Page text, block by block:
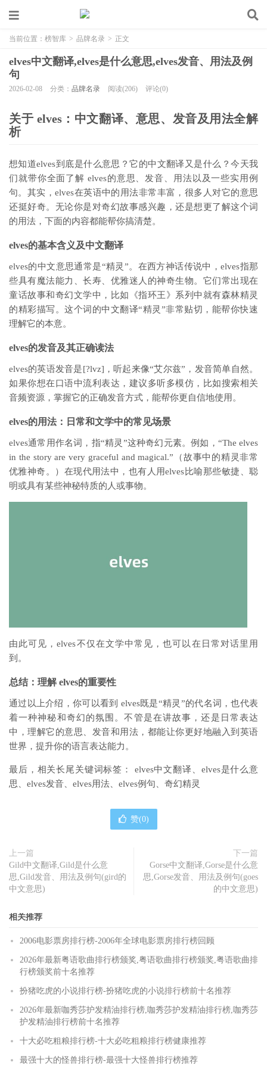
当前位置： 榜智库 > 品牌名录 > 正文
elves中文翻译,elves是什么意思,elves发音、用法及例
句
2026-02-08 分类： 品牌名录 阅读(206) 评论(0)
关于 elves：中文翻译、意思、发音及用法全解
析
想知道elves到底是什么意思？它的中文翻译又是什么？今天我
们就带你全面了解 elves的意思、发音、用法以及一些实用例
句。其实，elves在英语中的用法非常丰富，很多人对它的意思
还挺好奇。无论你是对奇幻故事感兴趣，还是想更了解这个词
的用法，下面的内容都能帮你搞清楚。
elves的基本含义及中文翻译
elves的中文意思通常是“精灵”。在西方神话传说中，elves指那
些具有魔法能力、长寿、优雅迷人的神奇生物。它们常出现在
童话故事和奇幻文学中，比如《指环王》系列中就有森林精灵
的精彩描写。这个词的中文翻译“精灵”非常贴切，能帮你快速
理解它的本意。
elves的发音及其正确读法
elves的英语发音是[?lvz]，听起来像“艾尔兹”，发音简单自然。
如果你想在口语中流利表达，建议多听多模仿，比如搜索相关
音频资源，掌握它的正确发音方式，能帮你更自信地使用。
elves的用法：日常和文学中的常见场景
elves通常用作名词，指“精灵”这种奇幻元素。例如，“The elves
in the story are very graceful and magical.”（故事中的精灵非常
优雅神奇。）在现代用法中，也有人用elves比喻那些敏捷、聪
明或具有某些神秘特质的人或事物。
由此可见，elves不仅在文学中常见，也可以在日常对话里用
到。
总结：理解 elves的重要性
通过以上介绍，你可以看到 elves既是“精灵”的代名词，也代表
着一种神秘和奇幻的氛围。不管是在讲故事，还是日常表达
中，理解它的意思、发音和用法，都能让你更好地融入到英语
世界，提升你的语言表达能力。
最后，相关长尾关键词标签： elves中文翻译、elves是什么意
思、elves发音、elves用法、elves例句、奇幻精灵
赞(0)
上一篇
Gild中文翻译,Gild是什么意
思,Gild发音、用法及例句(gird的
中文意思)
下一篇
Gorse中文翻译,Gorse是什么意
思,Gorse发音、用法及例句(goes
的中文意思)
相关推荐
2006电影票房排行榜-2006年全球电影票房排行榜回顾
2026年最新粤语歌曲排行榜颁奖,粤语歌曲排行榜颁奖,粤语歌曲排
行榜颁奖前十名推荐
扮猪吃虎的小说排行榜-扮猪吃虎的小说排行榜前十名推荐
2026年最新咖秀莎护发精油排行榜,咖秀莎护发精油排行榜,咖秀莎
护发精油排行榜前十名推荐
十大必吃粗粮排行榜-十大必吃粗粮排行榜健康推荐
最强十大的怪兽排行榜-最强十大怪兽排行榜推荐